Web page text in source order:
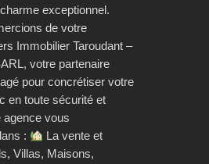
exceptionnel.
de votre
Immobilier Taroudant –
votre partenaire
pour concrétiser votre
en toute sécurité et
agence vous
:
La vente et
Villas, Maisons,